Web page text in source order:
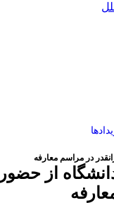
در مراسم معارفه
از حضور